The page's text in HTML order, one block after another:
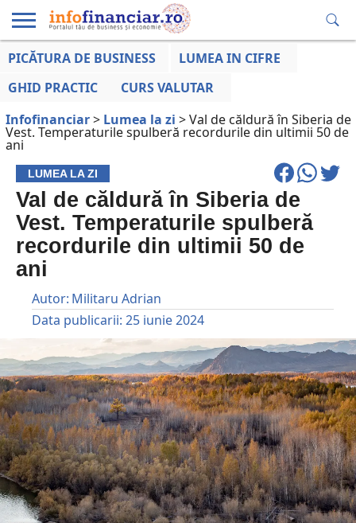
EDUCAȚIE
LA ZI
AFACERILOR
PICĂTURA DE BUSINESS
LUMEA IN CIFRE
GHID PRACTIC
CURS VALUTAR
Infofinanciar> Lumea la zi >Val de căldură în Siberia de
Vest. Temperaturile spulberă recordurile din ultimii 50 de
ani
LUMEA LA ZI
Val de căldură în Siberia de
Vest. Temperaturile spulberă
recordurile din ultimii 50 de
ani
Autor: Militaru Adrian
Data publicarii: 25 iunie 2024